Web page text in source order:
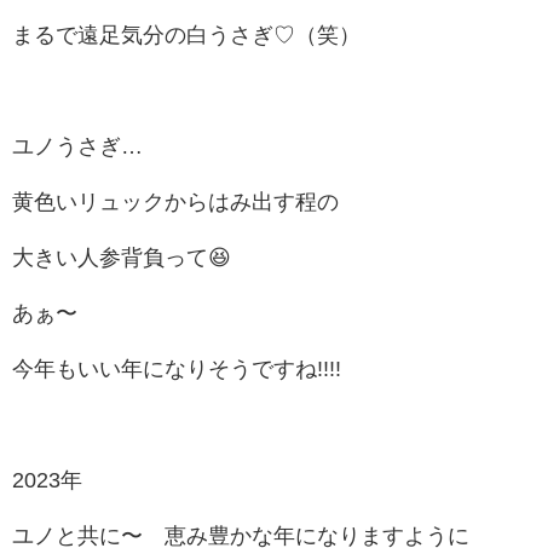
まるで遠足気分の白うさぎ♡（笑）
ユノうさぎ…
黄色いリュックからはみ出す程の
大きい人参背負って😆
あぁ〜
今年もいい年になりそうですね!!!!
2023年
ユノと共に〜 恵み豊かな年になりますように